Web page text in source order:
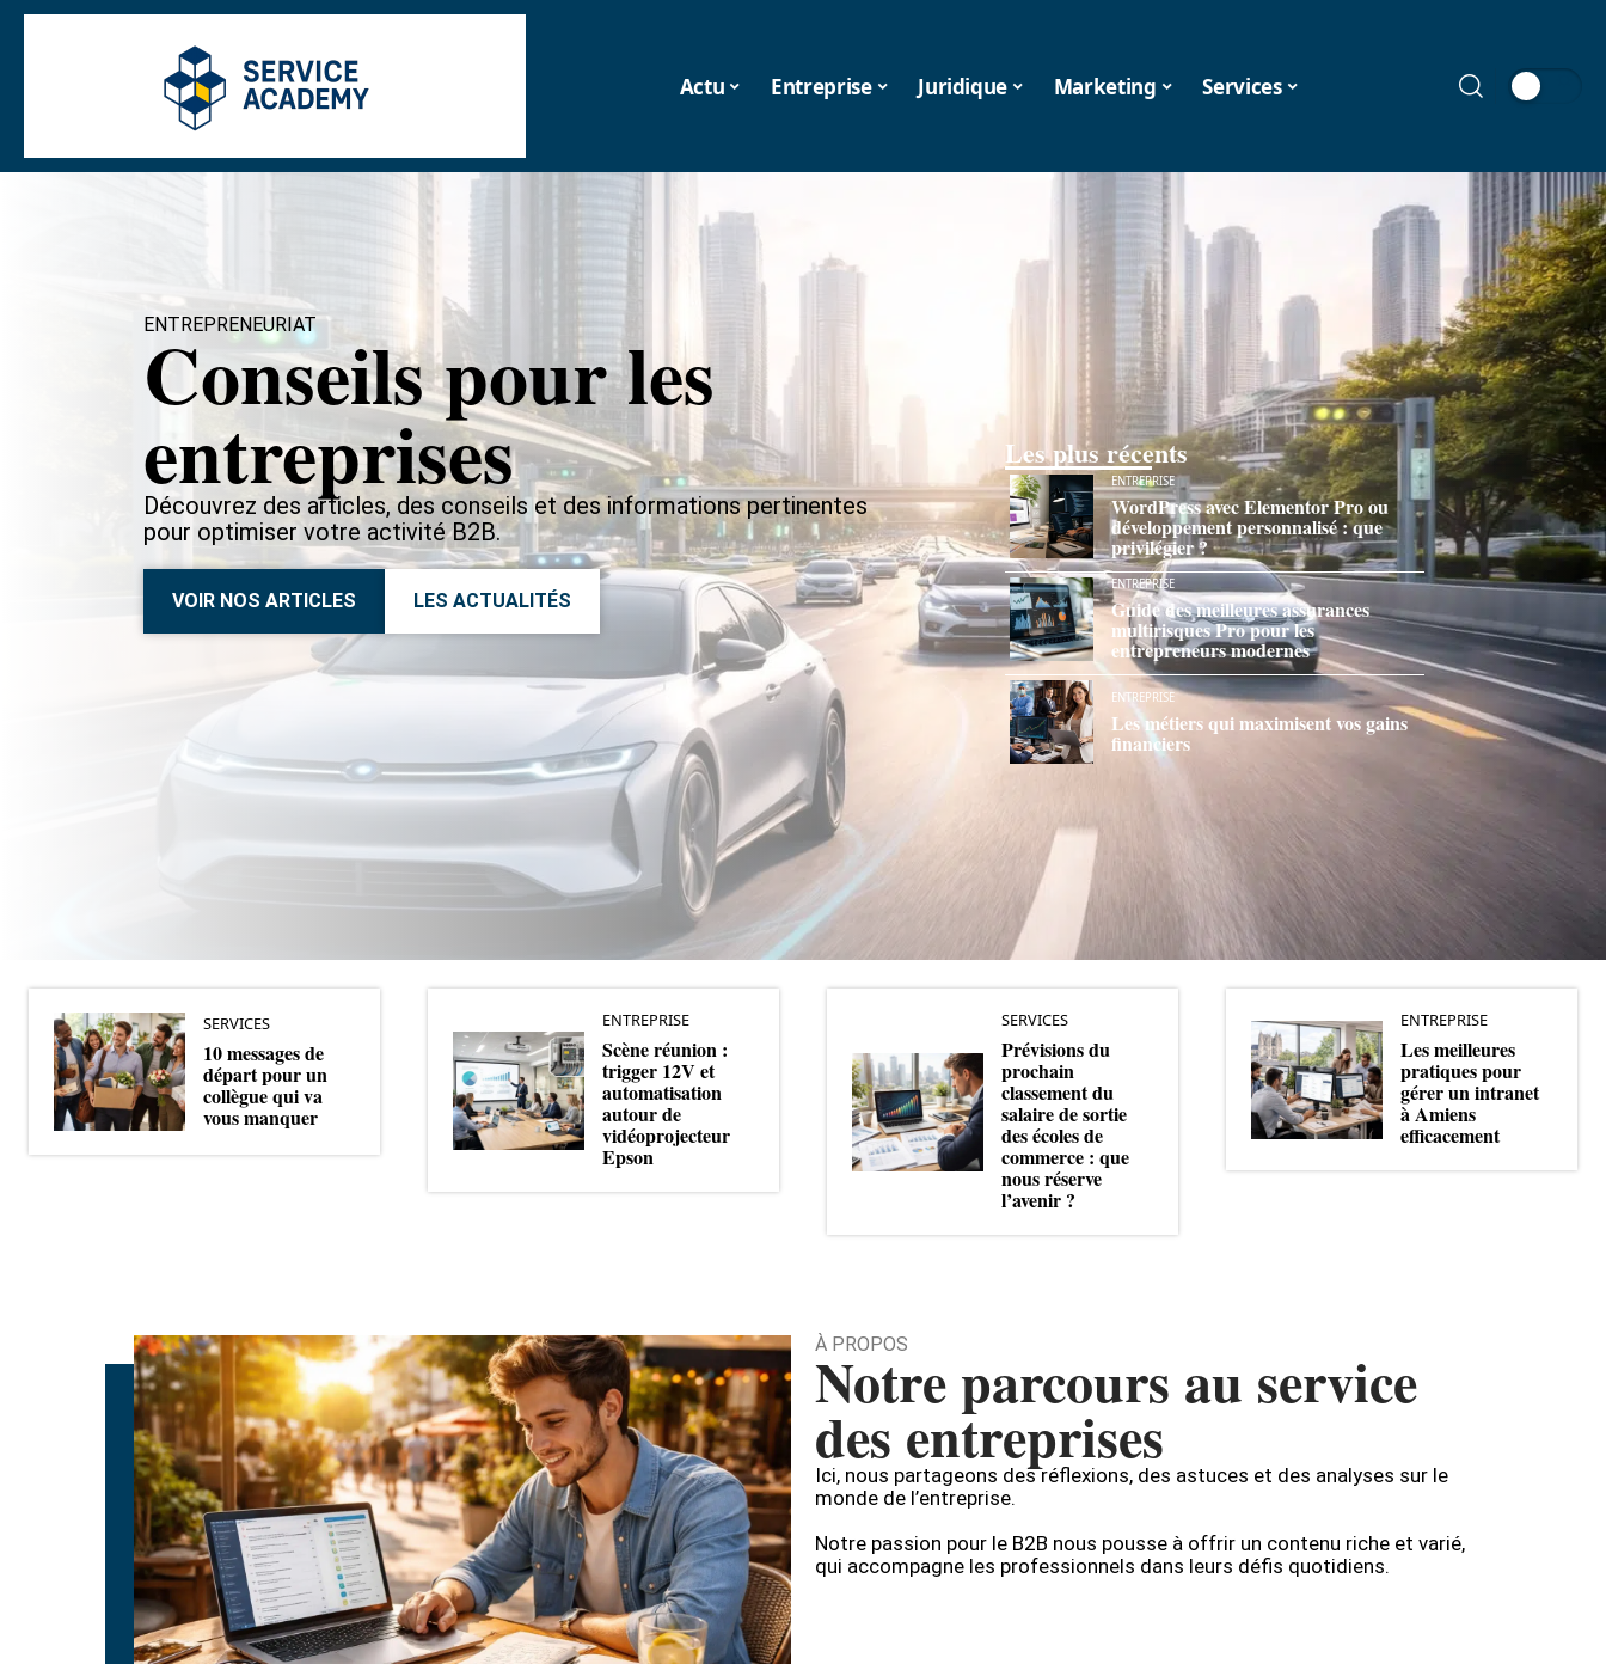
Actu Entreprise Juridique Marketing Services
ENTREPRENEURIAT
Conseils pour les
entreprises
Découvrez des articles, des conseils et des informations pertinentes
pour optimiser votre activité B2B.
VOIR NOS ARTICLES LES ACTUALITÉS
Les plus récents
ENTREPRISE
WordPress avec Elementor Pro ou
développement personnalisé : que
privilégier ?
ENTREPRISE
Guide des meilleures assurances
multirisques Pro pour les
entrepreneurs modernes
ENTREPRISE
Les métiers qui maximisent vos gains
financiers
SERVICES
10 messages de
départ pour un
collègue qui va
vous manquer
ENTREPRISE
Scène réunion :
trigger 12V et
automatisation
autour de
vidéoprojecteur
Epson
SERVICES
Prévisions du
prochain
classement du
salaire de sortie
des écoles de
commerce : que
nous réserve
l’avenir ?
ENTREPRISE
Les meilleures
pratiques pour
gérer un intranet
à Amiens
efficacement
À PROPOS
Notre parcours au service
des entreprises
Ici, nous partageons des réflexions, des astuces et des analyses sur le
monde de l’entreprise.
Notre passion pour le B2B nous pousse à offrir un contenu riche et varié,
qui accompagne les professionnels dans leurs défis quotidiens.